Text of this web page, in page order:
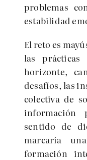
problemas
estabilidad
El reto es
las prácticas
horizonte,
desafíos, las
colectiva de
información
sentido de
marcaría
formación